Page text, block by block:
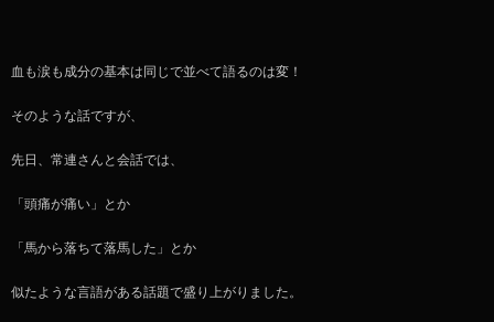
血も涙も成分の基本は同じで並べて語るのは変！
そのような話ですが、
先日、常連さんと会話では、
「頭痛が痛い」とか
「馬から落ちて落馬した」とか
似たような言語がある話題で盛り上がりました。